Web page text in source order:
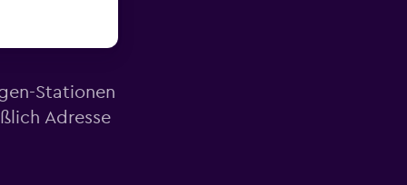
Stationen
Adresse